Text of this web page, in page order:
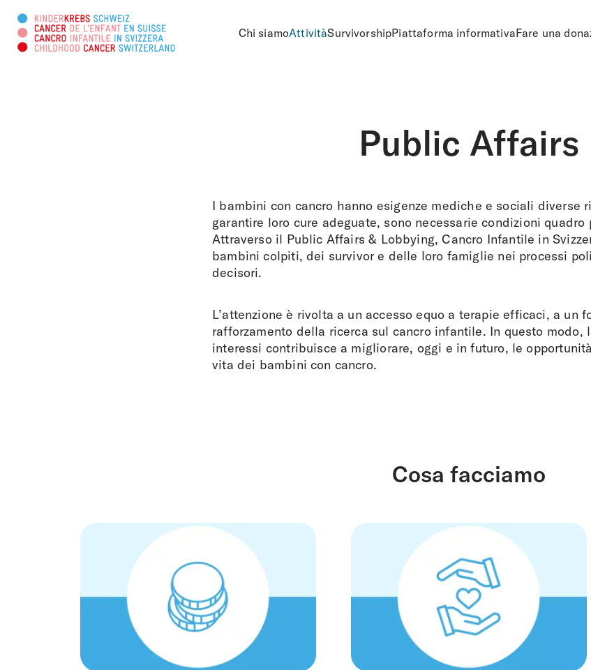
Chi siamoAttivitàSurvivorshipPiattaforma informativaFare una
Cercare in questa pagina
Public Affairs
I bambini con cancro hanno esigenze mediche e sociali diverse
garantire loro cure adeguate, sono necessarie condizioni
Attraverso il Public Affairs & Lobbying, Cancro Infantile in
bambini colpiti, dei survivor e delle loro famiglie nei processi
decisori.
L’attenzione è rivolta a un accesso equo a terapie efficaci, a un
rafforzamento della ricerca sul cancro infantile. In questo modo,
interessi contribuisce a migliorare, oggi e in futuro, le
vita dei bambini con cancro.
Cosa facciamo